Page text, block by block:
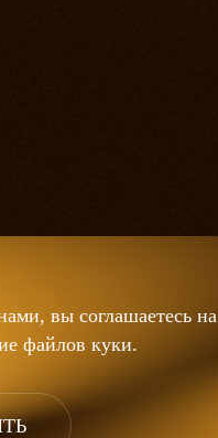
вы соглашаетесь на
файлов куки.